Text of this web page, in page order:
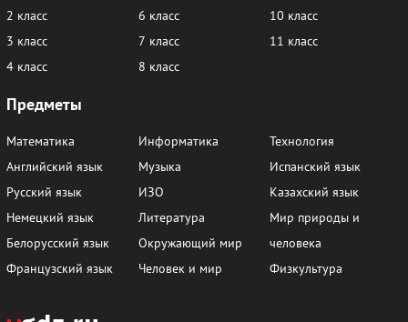
2 класс
3 класс
4 класс
6 класс
7 класс
8 класс
10 класс
11 класс
Предметы
Математика
Английский язык
Русский язык
Немецкий язык
Белорусский язык
Французский язык
Информатика
Музыка
ИЗО
Литература
Окружающий мир
Человек и мир
Технология
Испанский язык
Казахский язык
Мир природы и
человека
Физкультура